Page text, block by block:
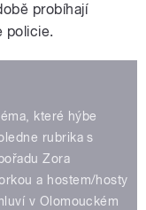
probíhají
policie.
které hýbe
rubrika s
Zora
a hostem/hosty
v Olomouckém